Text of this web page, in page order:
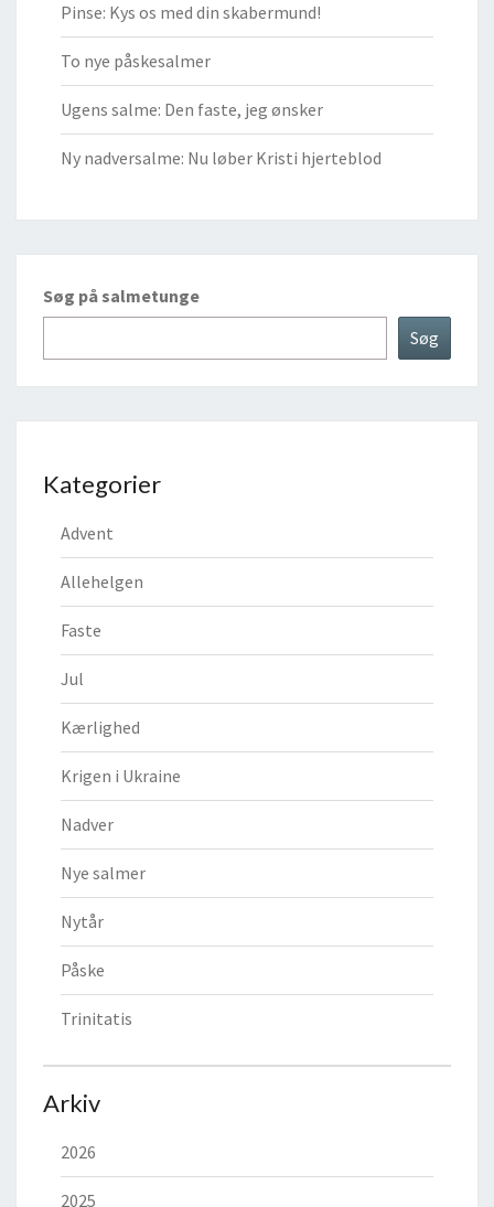
Pinse: Kys os med din skabermund!
To nye påskesalmer
Ugens salme: Den faste, jeg ønsker
Ny nadversalme: Nu løber Kristi hjerteblod
Søg på salmetunge
Søg
Kategorier
Advent
Allehelgen
Faste
Jul
Kærlighed
Krigen i Ukraine
Nadver
Nye salmer
Nytår
Påske
Trinitatis
Arkiv
2026
2025